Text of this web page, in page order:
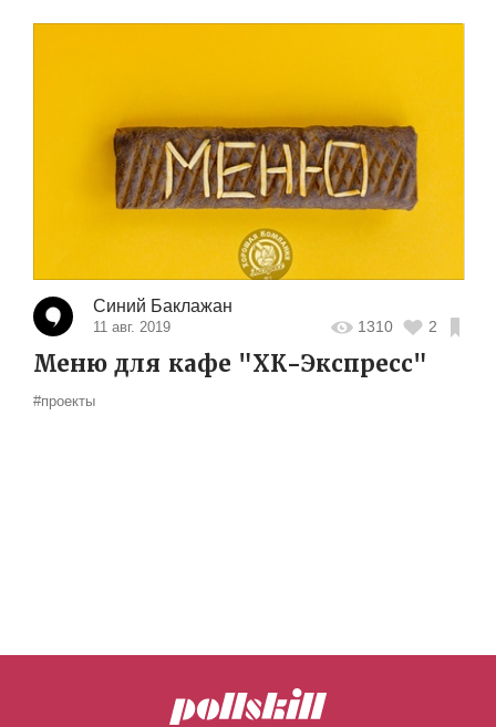
Синий Баклажан
11 авг. 2019 1310 2
Меню для кафе "ХК-Экспресс"
#проекты